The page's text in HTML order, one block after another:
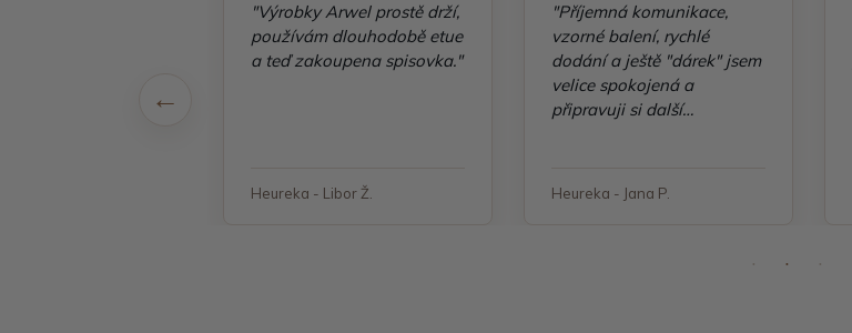
"Výrobky Arwel prostě drží,
používám dlouhodobě etue
a teď zakoupena spisovka."
Heureka - Libor Ž.
"Příjemná komunikace,
vzorné balení, rychlé
dodání a ještě "dárek" jsem
velice spokojená a
připravuji si další
Heureka - Jana P.